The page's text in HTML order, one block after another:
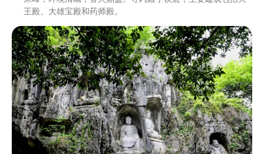
王殿、大雄宝殿和药师殿。